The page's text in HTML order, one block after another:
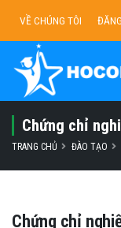
VỀ CHÚNG TÔI
Chứng chỉ
TRANG CHỦ ĐÀO TẠO
Chứng chỉ